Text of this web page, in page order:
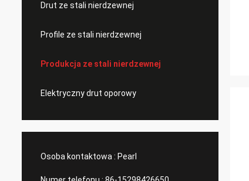
Drut ze stali nierdzewnej
Profile ze stali nierdzewnej
Produkcja ze stali nierdzewnej
Elektryczny drut oporowy
Osoba kontaktowa : Pearl